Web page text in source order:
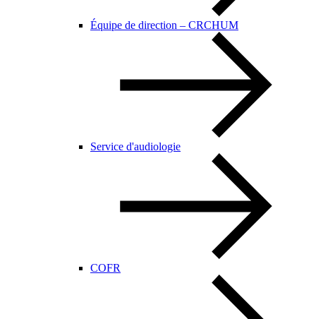
Équipe de direction – CRCHUM
Service d'audiologie
COFR